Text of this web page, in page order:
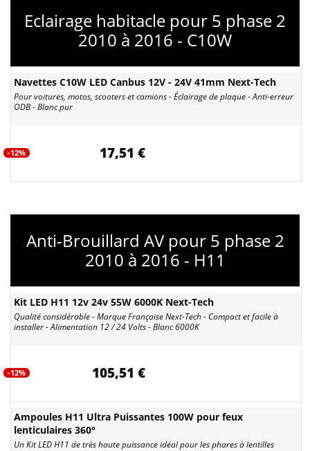
Eclairage habitacle pour 5 phase 2
2010 à 2016 - C10W
Navettes C10W LED Canbus 12V - 24V 41mm Next-Tech
Pour voitures, motos, scooters et camions - Éclairage de plaque - Anti-erreur
ODB - Blanc pur
-12% 17,51 €
Anti-Brouillard AV pour 5 phase 2
2010 à 2016 - H11
Kit LED H11 12v 24v 55W 6000K Next-Tech
Qualité considérable - Marque Française Next-Tech - Compact et facile à
installer - Alimentation 12 / 24 Volts - Blanc 6000K
-12% 105,51 €
Ampoules H11 Ultra Puissantes 100W pour feux
lenticulaires 360°
Un Kit LED H11 de très haute puissance idéal pour les phares à lentilles